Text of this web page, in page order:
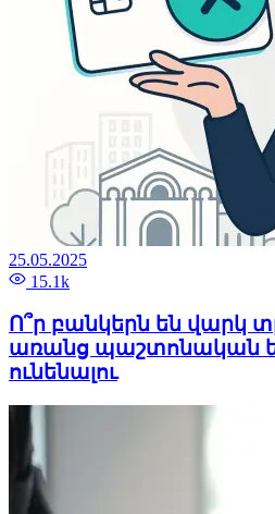
25.05.2025
15.1k
Ո՞ր բանկերն են վարկ
առանց պաշտոնական
ունենալու